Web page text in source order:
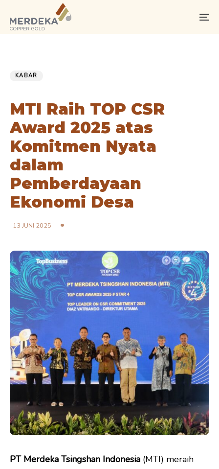
links
primary
KABAR
MTI Raih TOP CSR
Award 2025 atas
Komitmen Nyata
dalam
Pemberdayaan
Ekonomi Desa
13 JUNI 2025
PT Merdeka Tsingshan Indonesia (MTI) meraih